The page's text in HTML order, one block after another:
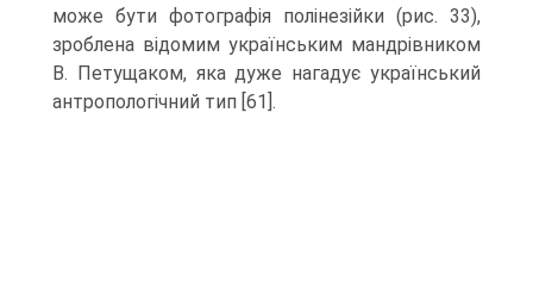
може бути фотографія полінезійки (рис. 33),
зроблена відомим українським мандрівником
В. Петущаком, яка дуже нагадує український
антропологічний тип [61].